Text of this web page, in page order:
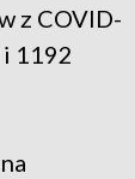
z COVID-
1192